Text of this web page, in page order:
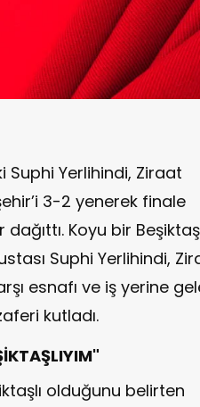
Suphi Yerlihindi, Ziraat
3-2 yenerek finale
dağıttı. Koyu bir Beşiktaş
Suphi Yerlihindi,
esnafı ve iş yerine
kutladı.
olduğunu belirten